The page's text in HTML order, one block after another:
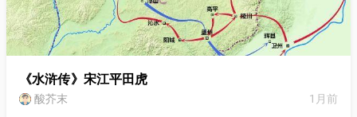
化路網 小南門街、董家渡街、小九華街、喬家路、老白渡街、油
車街、應公祠路 十六鋪添加部分碼頭 董家渡碼頭、永盛碼頭、公
義碼頭、萬豫碼頭、大通公司碼頭 2025年11月更新 添加：寳帶
弄、鄭氏潤德堂宅院 宜稼堂名稱補齊，包括俗稱“郁家大院”
《水浒传》宋江平田虎
酸芥末 1月前